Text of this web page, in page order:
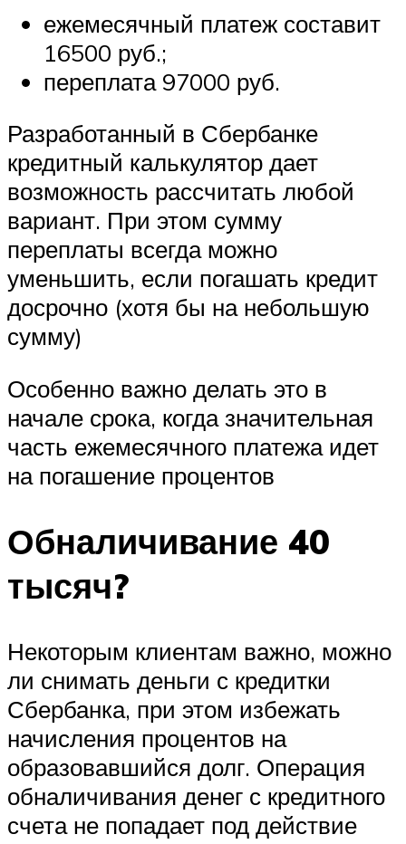
ежемесячный платеж составит
16500 руб.;
переплата 97000 руб.
Разработанный в Сбербанке
кредитный калькулятор дает
возможность рассчитать любой
вариант. При этом сумму
переплаты всегда можно
уменьшить, если погашать кредит
досрочно (хотя бы на небольшую
сумму)
Особенно важно делать это в
начале срока, когда значительная
часть ежемесячного платежа идет
на погашение процентов
Обналичивание 40
тысяч?
Некоторым клиентам важно, можно
ли снимать деньги с кредитки
Сбербанка, при этом избежать
начисления процентов на
образовавшийся долг. Операция
обналичивания денег с кредитного
счета не попадает под действие